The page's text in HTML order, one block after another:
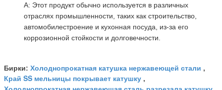
A: Этот продукт обычно используется в различных
отраслях промышленности, таких как строительство,
автомобилестроение и кухонная посуда, из-за его
коррозионной стойкости и долговечности.
Бирки: Холоднопрокатная катушка нержавеющей стали ,
Край SS мельницы покрывает катушку ,